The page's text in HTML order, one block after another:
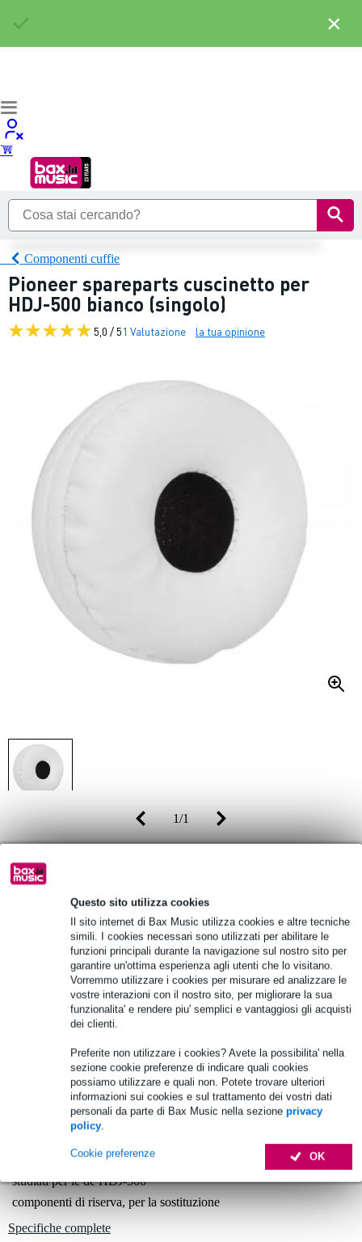
Questo sito utilizza cookies
Il sito internet di Bax Music utilizza cookies e altre tecniche
simili. I cookies necessari sono utilizzati per abilitare le
funzioni principali durante la navigazione sul nostro sito per
garantire un'ottima esperienza agli utenti che lo visitano.
Vorremmo utilizzare i cookies per misurare ed analizzare le
vostre interazioni con il nostro sito, per migliorare la sua
funzionalita' e rendere piu' semplici e vantaggiosi gli acquisti
dei clienti.
Preferite non utilizzare i cookies? Avete la possibilita' nella
sezione cookie preferenze di indicare quali cookies
possiamo utilizzare e quali non. Potete trovare ulteriori
informazioni sui cookies e sul trattamento dei vostri dati
personali da parte di Bax Music nella sezione privacy
policy.
OK
Cookie preferenze
Componenti cuffie
Pioneer spareparts cuscinetto per
HDJ-500 bianco (singolo)
5,0 / 51 Valutazione la tua opinione
1/1
Prezzo consigliato
21,60 €
Disponibilità online
Ordina subito e riceverai il prodotto in 13
giorni lavorativi
Aggiungi al carrello
Oltre 48.000 articoli disponibili
1.250 marchi leader
Informazioni sul prodotto
studiati per le de HDJ-500
componenti di riserva, per la sostituzione
Specifiche complete
×